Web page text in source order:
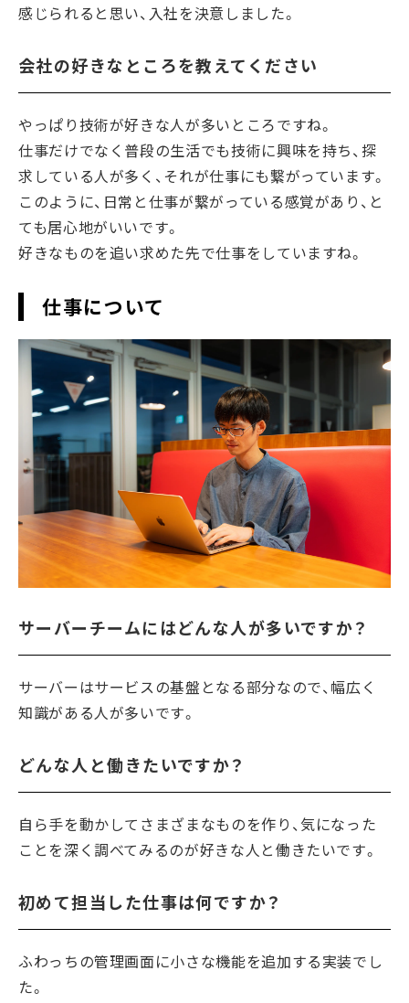
感じられると思い、入社を決意しました。
会社の好きなところを教えてください
やっぱり技術が好きな人が多いところですね。
仕事だけでなく普段の生活でも技術に興味を持ち、探
求している人が多く、それが仕事にも繋がっています。
このように、日常と仕事が繋がっている感覚があり、と
ても居心地がいいです。
好きなものを追い求めた先で仕事をしていますね。
仕事について
サーバーチームにはどんな人が多いですか？
サーバーはサービスの基盤となる部分なので、幅広く
知識がある人が多いです。
どんな人と働きたいですか？
自ら手を動かしてさまざまなものを作り、気になった
ことを深く調べてみるのが好きな人と働きたいです。
初めて担当した仕事は何ですか？
ふわっちの管理画面に小さな機能を追加する実装でし
た。